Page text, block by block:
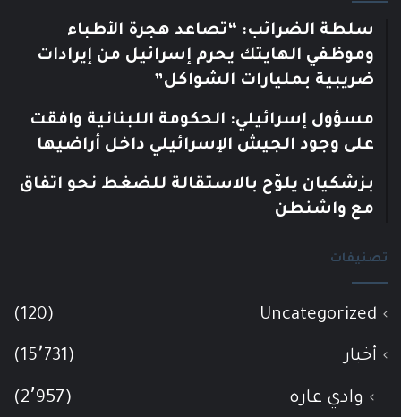
سلطة الضرائب: “تصاعد هجرة الأطباء
وموظفي الهايتك يحرم إسرائيل من إيرادات
ضريبية بمليارات الشواكل”
مسؤول إسرائيلي: الحكومة اللبنانية وافقت
على وجود الجيش الإسرائيلي داخل أراضيها
بزشكيان يلوّح بالاستقالة للضغط نحو اتفاق
مع واشنطن
تصنيفات
Uncategorized
(120)
أخبار (15٬731)
وادي عاره (2٬957)